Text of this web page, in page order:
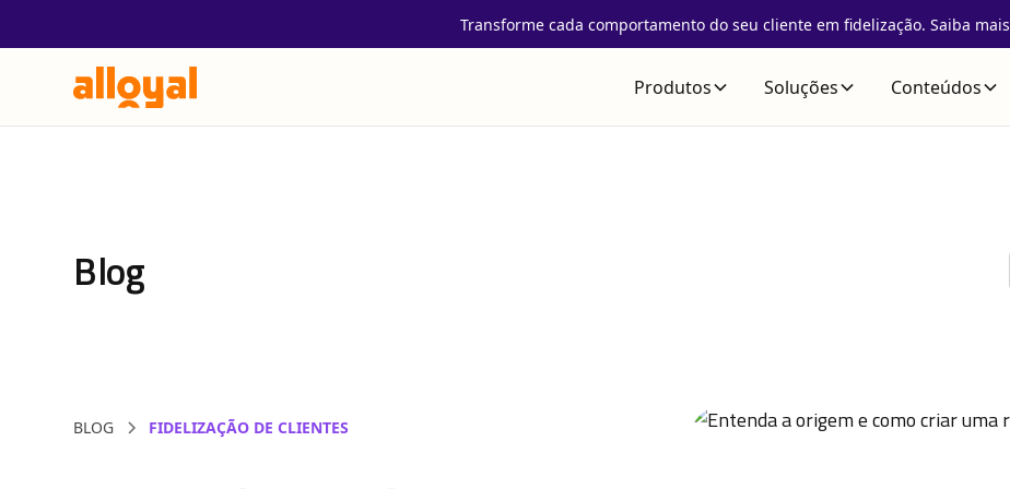
Transforme cada comportamento do seu cliente em fidelização. Saiba mais
Produtos Soluções Conteúdos
Blog
BLOG FIDELIZAÇÃO DE CLIENTES